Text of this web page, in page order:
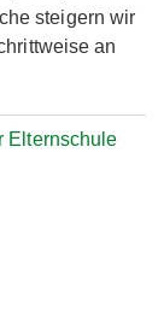
steigern wir
an
Elternschule